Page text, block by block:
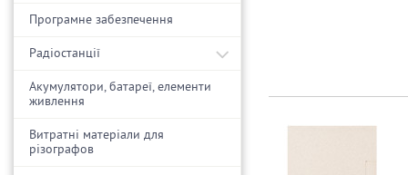
Програмне забезпечення
Радіостанції
Акумулятори, батареї, елементи
живлення
Витратні матеріали для
різографов